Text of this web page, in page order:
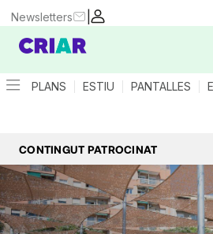
|
Newsletters
PLANS ESTIU PANTALLES
CONTINGUT PATROCINAT